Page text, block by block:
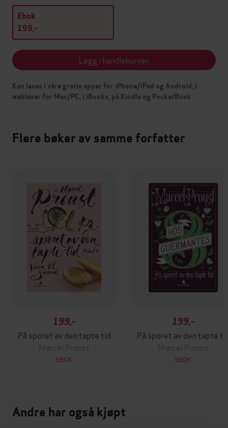
Ebok
199,-
Legg i handlekurven
Kan leses i våre gratis apper for iPhone/iPad og Android, i
webleser for Mac/PC, i iBooks, på Kindle og PocketBook
Flere bøker av samme forfatter
199,-
På sporet av den tapte tid
Marcel Proust
EBOK
199,-
På sporet av den tapte
Marcel Proust
EBOK
Andre har også kjøpt